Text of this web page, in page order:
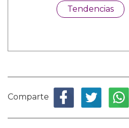
Tendencias
Comparte